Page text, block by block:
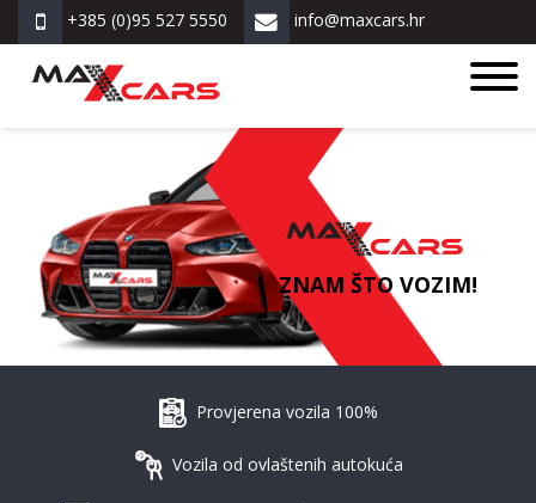
+385 (0)95 527 5550 info@maxcars.hr
ZNAM ŠTO VOZIM!
Provjerena vozila 100%
Vozila od ovlaštenih autokuća